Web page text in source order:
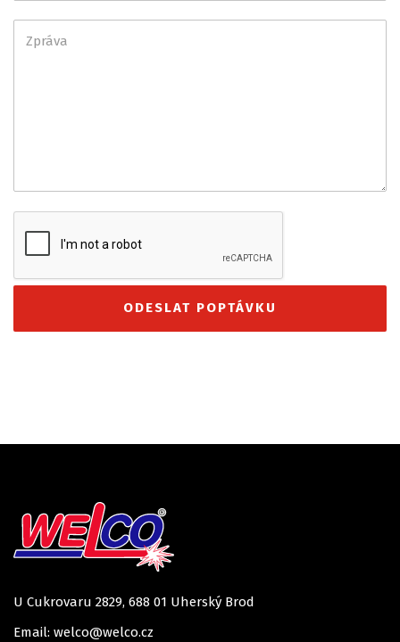
U Cukrovaru 2829, 688 01 Uherský Brod
Email: welco@welco.cz